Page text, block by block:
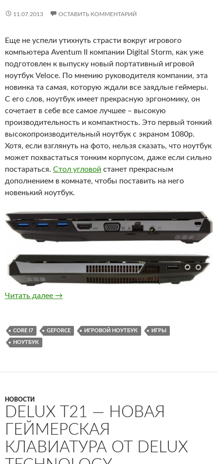
11.07.2013 ОСТАВИТЬ КОММЕНТАРИЙ
Еще не успели утихнуть страсти вокруг игрового
компьютера Aventum II компании Digital Storm, как уже
подготовлен к выпуску новый портативный игровой
ноутбук Veloce. По мнению руководителя компании, эта
новинка та самая, которую ждали все заядлые геймеры.
С его слов, ноутбук имеет прекрасную эргономику, он
сочетает в себе все самое лучшее – высокую
производительность и компактность. Это первый тонкий
высокопроизводительный ноутбук с экраном 1080p.
Хотя, если взглянуть на фото, нельзя сказать, что ноутбук
может похвастаться тонким корпусом, даже если сильно
постараться. Стол угловой станет прекрасным
дополнением в комнате, чтобы поставить на него
новенький ноутбук.
Читать далее Veloce — игровой ноутбук с “тонким”
→
CORE I7 GEFORCE ИГРОВОЙ НОУТБУК ИГРЫ
НОУТБУК
НОВОСТИ
DELUX T21 — НОВАЯ
ГЕЙМЕРСКАЯ
КЛАВИАТУРА ОТ DELUX